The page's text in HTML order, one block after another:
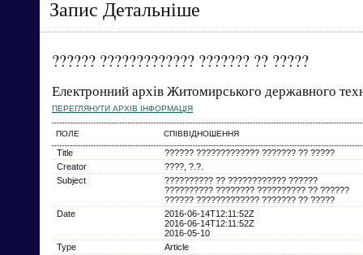
Запис Детальніше
?????? ????????????? ??????? ?? ?????
Електронний архів Житомирського державного
ПЕРЕГЛЯНУТИ АРХІВ ІНФОРМАЦІЯ
ПОЛЕ СПІВВІДНОШЕННЯ
Title
?????? ????????????? ??????? ?? ?????
Creator
????, ?.?.
Subject
?????????? ?? ???????????? ??????
?????????? ???????? ?????????? ?? ??????
?????? ????????????? ??????? ?? ?????
Date
2016-06-14T12:11:52Z
2016-06-14T12:11:52Z
2016-05-10
Type
Article